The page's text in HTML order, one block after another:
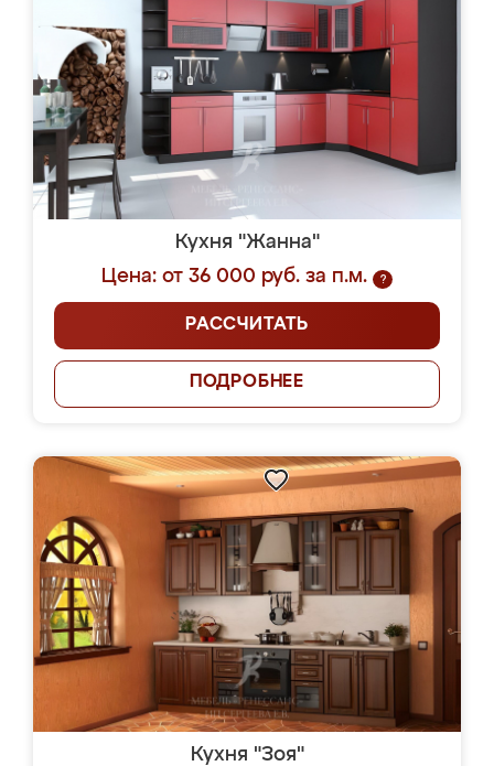
Кухня "Жанна"
Цена: от 36 000 руб. за п.м.
?
РАССЧИТАТЬ
ПОДРОБНЕЕ
Кухня "Зоя"